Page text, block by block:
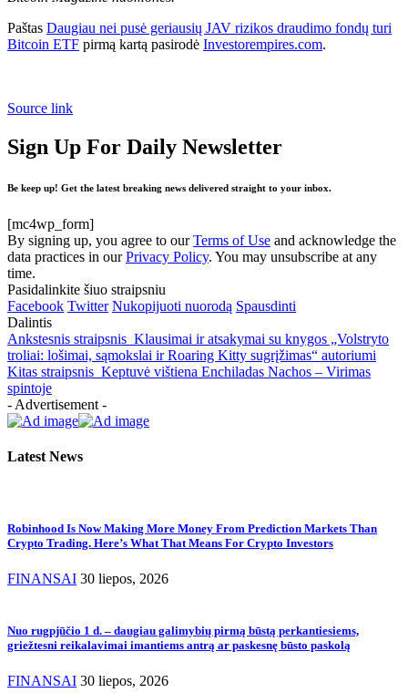
Paštas Daugiau nei pusė geriausių JAV rizikos draudimo fondų turi
Bitcoin ETF pirmą kartą pasirodė Investorempires.com.
Source link
Sign Up For Daily Newsletter
Be keep up! Get the latest breaking news delivered straight to your inbox.
[mc4wp_form]
By signing up, you agree to ourTerms of Use and acknowledge the
data practices in ourPrivacy Policy. You may unsubscribe at any
time.
Pasidalinkite šiuo straipsniu
Facebook Twitter Nukopijuoti nuorodą Spausdinti
Dalintis
Ankstesnis straipsnis Klausimai ir atsakymai su knygos „Volstryto
troliai: lošimai, sąmokslai ir Roaring Kitty sugrįžimas“ autoriumi
Kitas straipsnis Keptuvė vištiena Enchiladas Nachos – Virimas
spintoje
- Advertisement -
Latest News
Robinhood Is Now Making More Money From Prediction Markets Than
Crypto Trading. Here’s What That Means For Crypto Investors
FINANSAI 30 liepos, 2026
Nuo rugpjūčio 1 d. – daugiau galimybių pirmą būstą perkantiesiems,
griežtesni reikalavimai imantiems antrą ar paskesnę būsto paskolą
FINANSAI 30 liepos, 2026